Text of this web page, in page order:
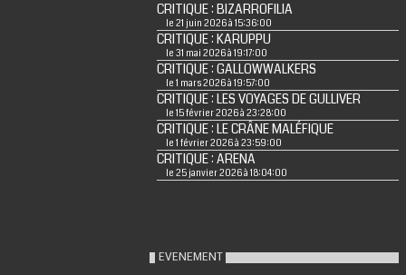
CRITIQUE : BIZARROFILIA
le 21 juin 2026 à 15:36:00
CRITIQUE : KARUPPU
le 31 mai 2026 à 19:17:00
CRITIQUE : GALLOWWALKERS
le 1 mars 2026 à 19:57:00
CRITIQUE : LES VOYAGES DE GULLIVER
le 15 février 2026 à 23:28:00
CRITIQUE : LE CRÂNE MALÉFIQUE
le 1 février 2026 à 23:59:00
CRITIQUE : ARENA
le 25 janvier 2026 à 18:04:00
EVENEMENT